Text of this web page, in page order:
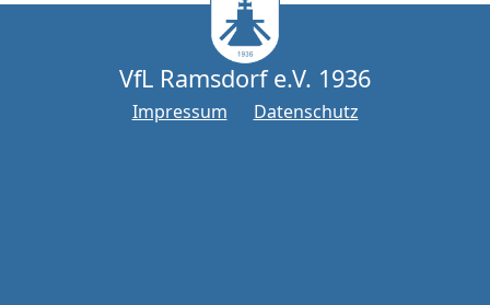
VfL Ramsdorf e.V. 1936
Impressum Datenschutz